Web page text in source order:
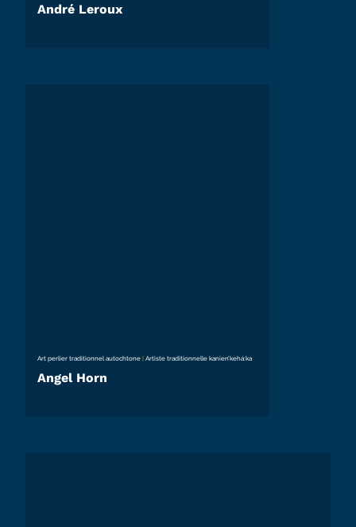
André Leroux
Art perlier traditionnel autochtone |Artiste traditionnelle kanien’kehá:ka
Angel Horn